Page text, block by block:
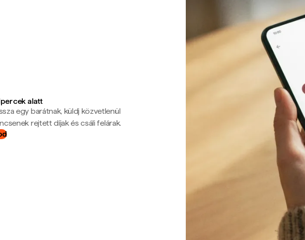
alatt
egy barátnak, küldj közvetlenül
rejtett díjak és csáli felárak.